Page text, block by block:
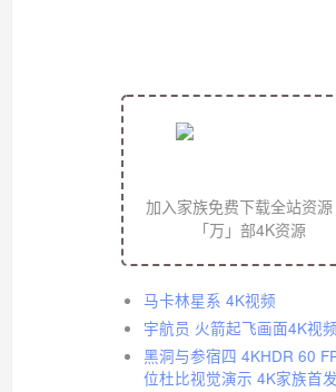
加入家族免费下载全站资
「万」部4K资源
马卡林星系 4K视频
宇航员 火箭起飞画面4K视频
黑洞与参宿四 4KHDR 60
位杜比视觉演示 4K家族首发